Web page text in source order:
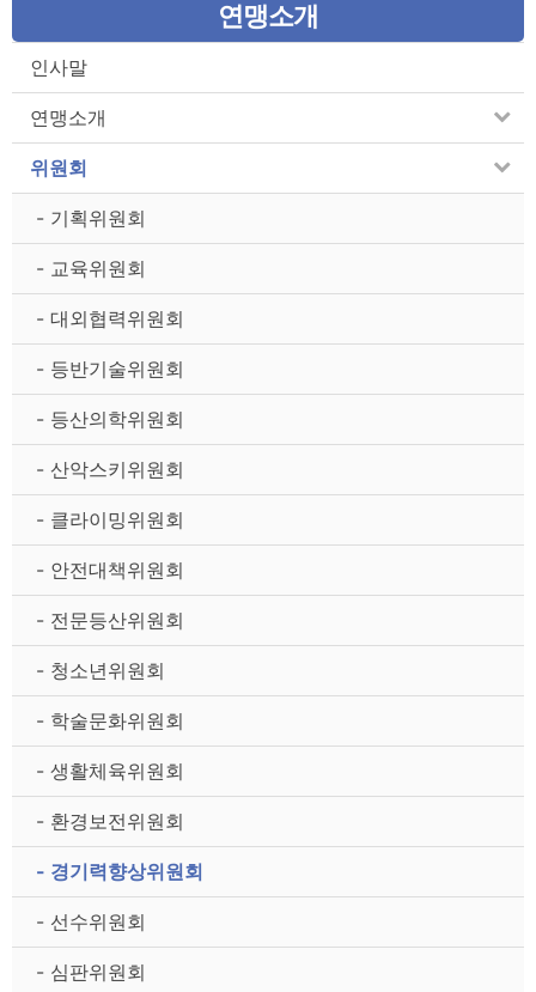
연맹소개
인사말
연맹소개
위원회
- 기획위원회
- 교육위원회
- 대외협력위원회
- 등반기술위원회
- 등산의학위원회
- 산악스키위원회
- 클라이밍위원회
- 안전대책위원회
- 전문등산위원회
- 청소년위원회
- 학술문화위원회
- 생활체육위원회
- 환경보전위원회
- 경기력향상위원회
- 선수위원회
- 심판위원회